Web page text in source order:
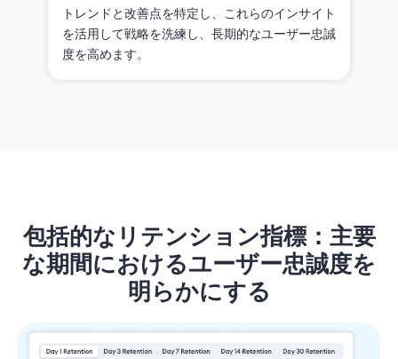
トレンドと改善点を特定し、これらのインサイト
を活用して戦略を洗練し、長期的なユーザー忠誠
度を高めます。
包括的なリテンション指標：主要
な期間におけるユーザー忠誠度を
明らかにする